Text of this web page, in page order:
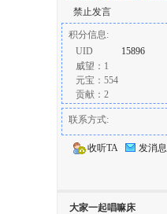
网
禁止发言
积分信息:
UID
15896
威望：1
元宝：554
贡献：2
联系方式:
收听TA 发消息
大家一起唱嘛床